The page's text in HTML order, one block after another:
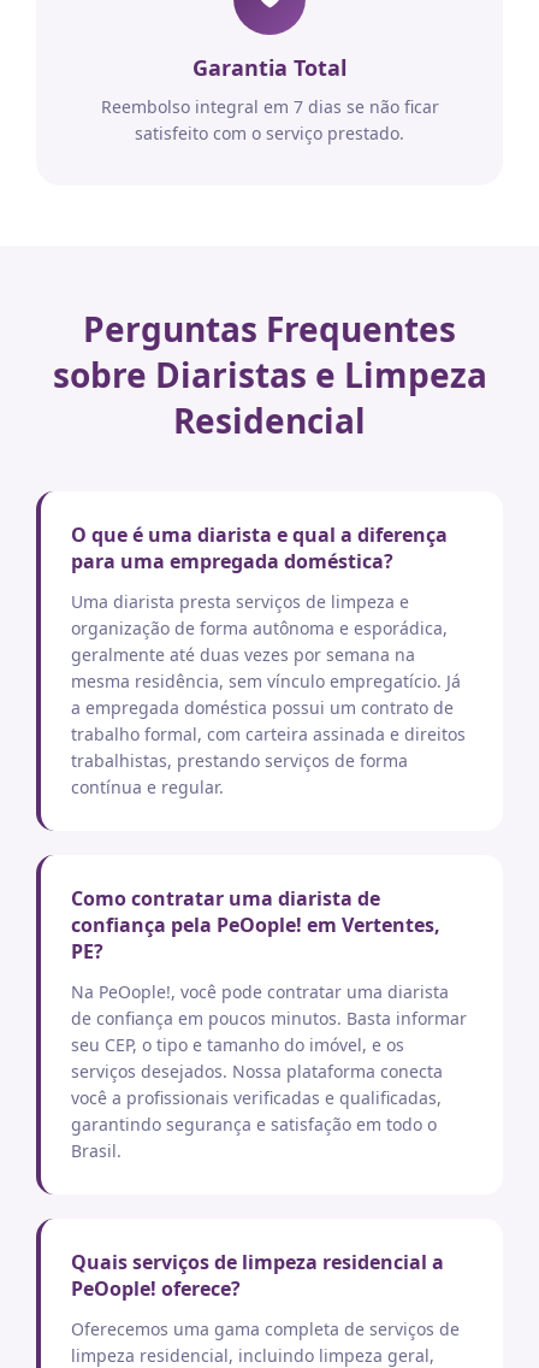
Garantia Total
Reembolso integral em 7 dias se não ficar
satisfeito com o serviço prestado.
Perguntas Frequentes
sobre Diaristas e Limpeza
Residencial
O que é uma diarista e qual a diferença
para uma empregada doméstica?
Uma diarista presta serviços de limpeza e
organização de forma autônoma e esporádica,
geralmente até duas vezes por semana na
mesma residência, sem vínculo empregatício. Já
a empregada doméstica possui um contrato de
trabalho formal, com carteira assinada e direitos
trabalhistas, prestando serviços de forma
contínua e regular.
Como contratar uma diarista de
confiança pela PeOople! em Vertentes,
PE?
Na PeOople!, você pode contratar uma diarista
de confiança em poucos minutos. Basta informar
seu CEP, o tipo e tamanho do imóvel, e os
serviços desejados. Nossa plataforma conecta
você a profissionais verificadas e qualificadas,
garantindo segurança e satisfação em todo o
Brasil.
Quais serviços de limpeza residencial a
PeOople! oferece?
Oferecemos uma gama completa de serviços de
limpeza residencial, incluindo limpeza geral,